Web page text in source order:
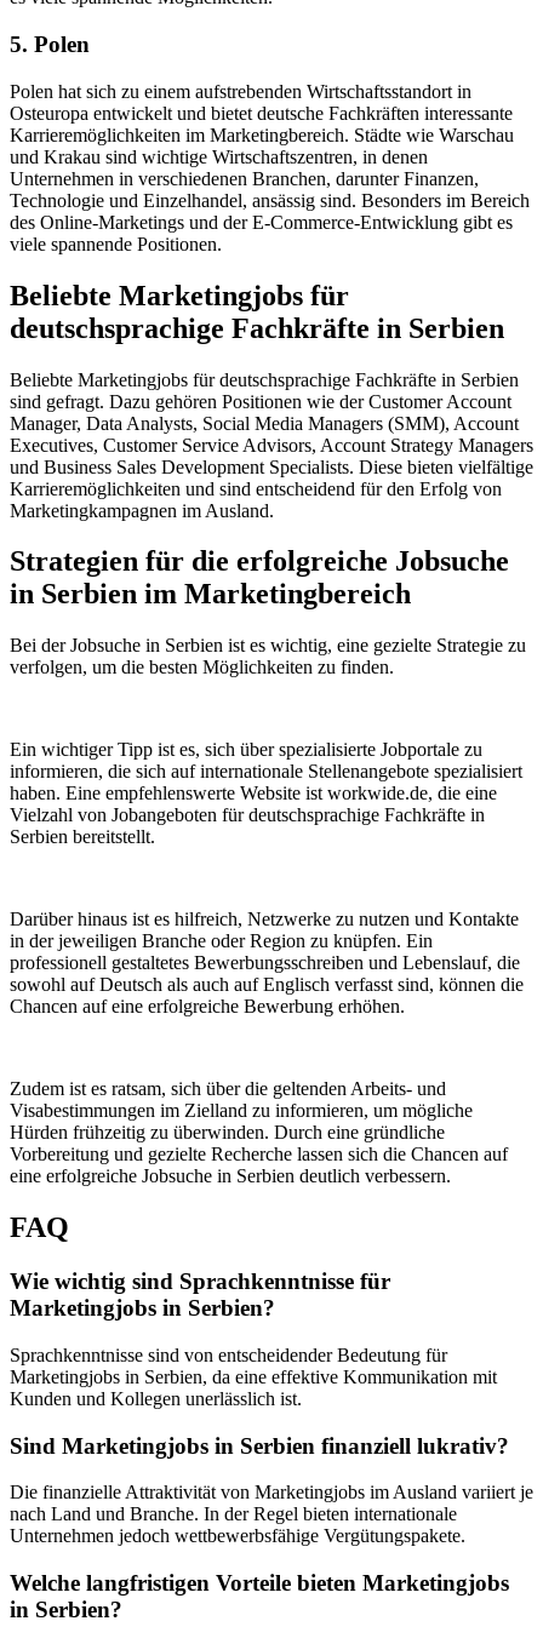
5. Polen
Polen hat sich zu einem aufstrebenden Wirtschaftsstandort in
Osteuropa entwickelt und bietet deutsche Fachkräften interessante
Karrieremöglichkeiten im Marketingbereich. Städte wie Warschau
und Krakau sind wichtige Wirtschaftszentren, in denen
Unternehmen in verschiedenen Branchen, darunter Finanzen,
Technologie und Einzelhandel, ansässig sind. Besonders im Bereich
des Online-Marketings und der E-Commerce-Entwicklung gibt es
viele spannende Positionen.
Beliebte Marketingjobs für
deutschsprachige Fachkräfte in Serbien
Beliebte Marketingjobs für deutschsprachige Fachkräfte in Serbien
sind gefragt. Dazu gehören Positionen wie der Customer Account
Manager, Data Analysts, Social Media Managers (SMM), Account
Executives, Customer Service Advisors, Account Strategy Managers
und Business Sales Development Specialists. Diese bieten vielfältige
Karrieremöglichkeiten und sind entscheidend für den Erfolg von
Marketingkampagnen im Ausland.
Strategien für die erfolgreiche Jobsuche
in Serbien im Marketingbereich
Bei der Jobsuche in Serbien ist es wichtig, eine gezielte Strategie zu
verfolgen, um die besten Möglichkeiten zu finden.
Ein wichtiger Tipp ist es, sich über spezialisierte Jobportale zu
informieren, die sich auf internationale Stellenangebote spezialisiert
haben. Eine empfehlenswerte Website ist workwide.de, die eine
Vielzahl von Jobangeboten für deutschsprachige Fachkräfte in
Serbien bereitstellt.
Darüber hinaus ist es hilfreich, Netzwerke zu nutzen und Kontakte
in der jeweiligen Branche oder Region zu knüpfen. Ein
professionell gestaltetes Bewerbungsschreiben und Lebenslauf, die
sowohl auf Deutsch als auch auf Englisch verfasst sind, können die
Chancen auf eine erfolgreiche Bewerbung erhöhen.
Zudem ist es ratsam, sich über die geltenden Arbeits- und
Visabestimmungen im Zielland zu informieren, um mögliche
Hürden frühzeitig zu überwinden. Durch eine gründliche
Vorbereitung und gezielte Recherche lassen sich die Chancen auf
eine erfolgreiche Jobsuche in Serbien deutlich verbessern.
FAQ
Wie wichtig sind Sprachkenntnisse für
Marketingjobs in Serbien?
Sprachkenntnisse sind von entscheidender Bedeutung für
Marketingjobs in Serbien, da eine effektive Kommunikation mit
Kunden und Kollegen unerlässlich ist.
Sind Marketingjobs in Serbien finanziell lukrativ?
Die finanzielle Attraktivität von Marketingjobs im Ausland variiert je
nach Land und Branche. In der Regel bieten internationale
Unternehmen jedoch wettbewerbsfähige Vergütungspakete.
Welche langfristigen Vorteile bieten Marketingjobs
in Serbien?